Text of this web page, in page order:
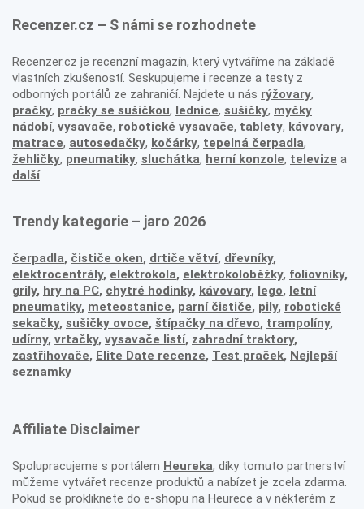
Recenzer.cz – S námi se rozhodnete
Recenzer.cz je recenzní magazín, který vytváříme na základě
vlastních zkušeností. Seskupujeme i recenze a testy z
odborných portálů ze zahraničí. Najdete u nás rýžovary,
pračky, pračky se sušičkou, lednice, sušičky, myčky
nádobí, vysavače, robotické vysavače, tablety, kávovary,
matrace, autosedačky, kočárky, tepelná čerpadla,
žehličky, pneumatiky, sluchátka, herní konzole, televize a
další.
Trendy kategorie – jaro 2026
čerpadla, čističe oken, drtiče větví, dřevníky,
elektrocentrály, elektrokola, elektrokoloběžky, foliovníky,
grily, hry na PC, chytré hodinky, kávovary, lego, letní
pneumatiky, meteostanice, parní čističe, pily, robotické
sekačky, sušičky ovoce, štípačky na dřevo, trampolíny,
udírny, vrtačky, vysavače listí, zahradní traktory,
zastřihovače, Elite Date recenze, Test praček, Nejlepší
seznamky
Affiliate Disclaimer
Spolupracujeme s portálem Heureka, díky tomuto partnerství
můžeme vytvářet recenze produktů a nabízet je zcela zdarma.
Pokud se prokliknete do e-shopu na Heurece a v některém z